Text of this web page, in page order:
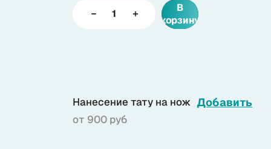
+7 (985) 682 65 26
В
корзину
Нанесение тату на нож
от 900 руб
Добавить